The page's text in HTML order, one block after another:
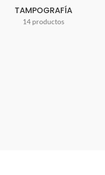
TAMPOGRAFÍA
14 productos